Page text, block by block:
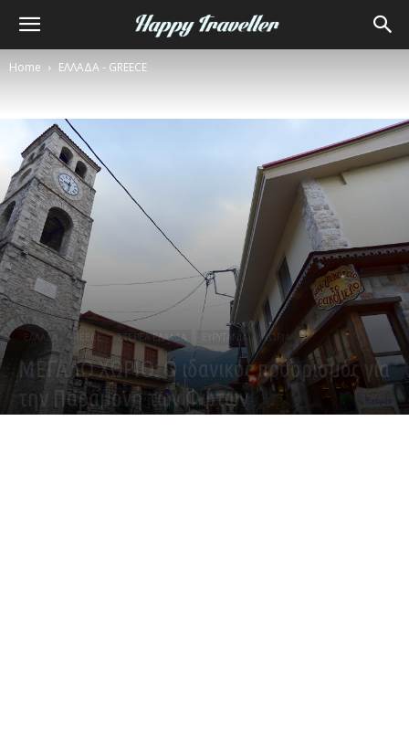
Home ΕΛΛΑΔΑ - GREECE
ΕΛΛΑΔΑ - GREECE ΣΤΕΡΕΑ ΕΛΛΑΔΑ ΕΥΡΥΤΑΝΙΑ ΧΩΡΙΑ
ΜΕΓΑΛΟ ΧΩΡΙΟ: Ο ιδανικός προορισμός για
την Παραμονή των Φώτων